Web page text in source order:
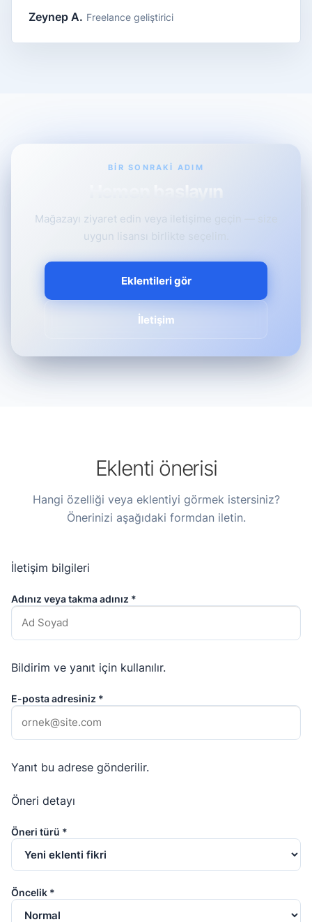
Zeynep A. Freelance geliştirici
BIR SONRAKI ADIM
Mağazayı ziyaret edin veya iletişime geçin — size
uygun lisansı birlikte seçelim.
Eklentileri gör
İletişim
Eklenti önerisi
Hangi özelliği veya eklentiyi görmek istersiniz?
Önerinizi aşağıdaki formdan iletin.
İletişim bilgileri
Adınız veya takma adınız *
Bildirim ve yanıt için kullanılır.
E-posta adresiniz *
Yanıt bu adrese gönderilir.
Öneri detayı
Öneri türü *
Öncelik *